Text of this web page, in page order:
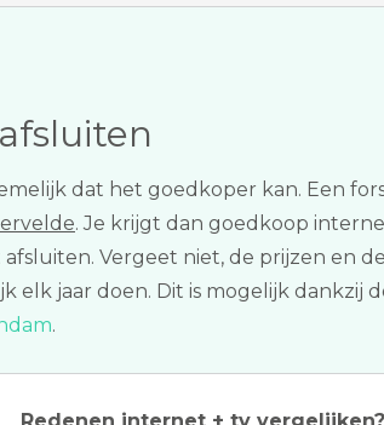
dat het goedkoper kan. Een
. Je krijgt dan goedkoop
Vergeet niet, de prijzen en
jaar doen. Dit is mogelijk dankzij
.